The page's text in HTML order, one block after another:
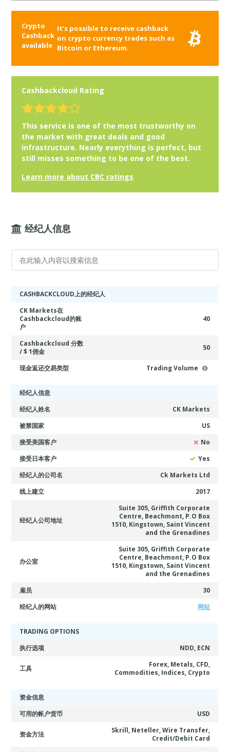
Crypto
Cashback
available
It’s possible to receive cashback
on crypto currency trades such as
Bitcoin or Ethereum.
Cashbackcloud Rating
This service is one of the most trustworthy on
the market with great deals and good
infrastructure. Nearly everything is perfect, but
still misses something to be one of the best.
Learn more about CBC ratings
经纪人信息
CASHBACKCLOUD上的经纪人
CK Markets在
Cashbackcloud的账
户
40
Cashbackcloud 分数
/ $ 1佣金
50
现金返还交易类型 Trading Volume
经纪人信息
经纪人姓名
CK Markets
被禁国家
US
接受美国客户
No
接受日本客户
Yes
经纪人的公司名
Ck Markets Ltd
线上建立
2017
经纪人公司地址
Suite 305, Griffith Corporate
Centre, Beachmont, P.O Box
1510, Kingstown, Saint Vincent
and the Grenadines
办公室
Suite 305, Griffith Corporate
Centre, Beachmont, P.O Box
1510, Kingstown, Saint Vincent
and the Grenadines
雇员
30
经纪人的网站
网站
TRADING OPTIONS
执行选项
NDD, ECN
工具
Forex, Metals, CFD,
Commodities, Indices, Crypto
资金信息
可用的帐户货币
USD
资金方法
Skrill, Neteller, Wire Transfer,
Credit/Debit Card